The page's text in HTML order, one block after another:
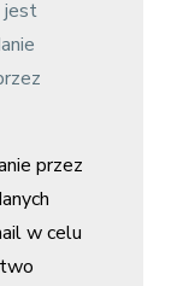
jest
przez
w celu